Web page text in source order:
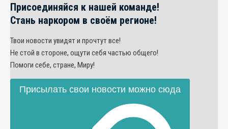
Присоединяйся к нашей команде!
Стань наркором в своём регионе!
Твои новости увидят и прочтут все!
Не стой в стороне, ощути себя частью общего!
Помоги себе, стране, Миру!
Присылать свои новости можно сюда